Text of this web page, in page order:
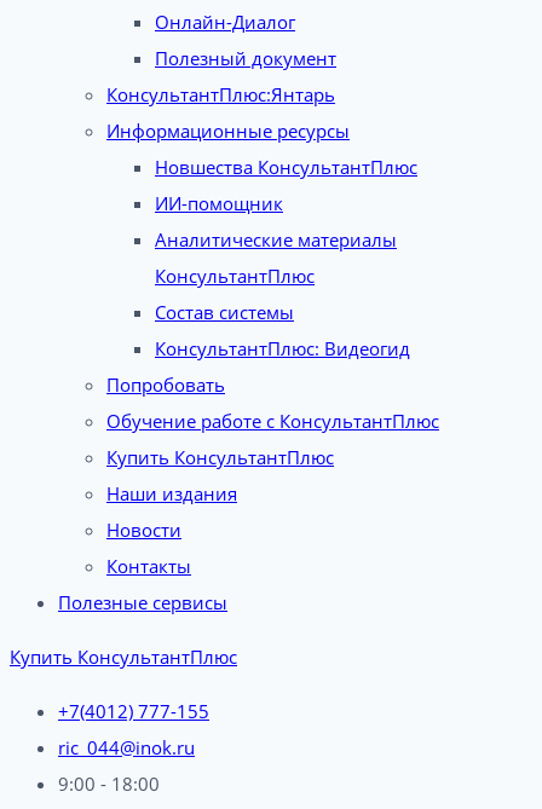
Онлайн-Диалог
Полезный документ
КонсультантПлюс:Янтарь
Информационные ресурсы
Новшества КонсультантПлюс
ИИ-помощник
Аналитические материалы
КонсультантПлюс
Состав системы
КонсультантПлюс: Видеогид
Попробовать
Обучение работе с КонсультантПлюс
Купить КонсультантПлюс
Наши издания
Новости
Контакты
Полезные сервисы
Купить КонсультантПлюс
+7(4012) 777-155
ric_044@inok.ru
9:00 - 18:00